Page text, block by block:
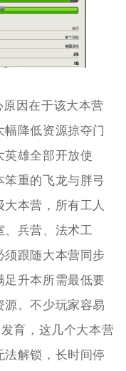
因在于该大本营
降低资源掠夺门
英雄全部开放使
重的飞龙与胖弓
本营，所有工人
兵营、法术工
须跟随大本营同步
足升本所需最低要
。不少玩家容易
育，这几个大本营
解锁，长时间停